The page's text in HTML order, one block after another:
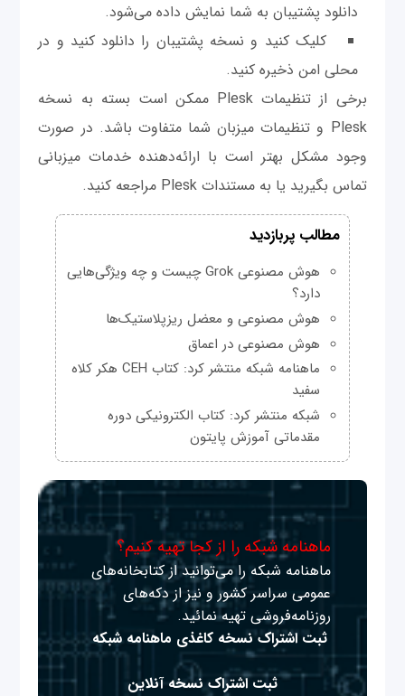
دانلود پشتیبان به شما نمایش داده می‌شود.
کلیک کنید و نسخه پشتیبان را دانلود کنید و در
محلی امن ذخیره کنید.
برخی از تنظیمات Plesk ممکن است بسته به نسخه
Plesk و تنظیمات میزبان شما متفاوت باشد. در صورت
وجود مشکل بهتر است با ارائه‌دهنده خدمات میزبانی
تماس بگیرید یا به مستندات Plesk مراجعه کنید.
مطالب پربازدید
هوش مصنوعی Grok چیست و چه ویژگی‌هایی
دارد؟
هوش مصنوعی و معضل ریزپلاستیک‌ها
هوش مصنوعی در اعماق
ماهنامه شبکه منتشر کرد: کتاب CEH هکر کلاه
سفید
شبکه منتشر کرد: کتاب الکترونیکی دوره
مقدماتی آموزش پایتون
ماهنامه شبکه را از کجا تهیه کنیم؟
ماهنامه شبکه را می‌توانید از کتابخانه‌های
عمومی سراسر کشور و نیز از دکه‌های
روزنامه‌فروشی تهیه نمائید.
ثبت اشتراک نسخه کاغذی ماهنامه شبکه
ثبت اشتراک نسخه آنلاین